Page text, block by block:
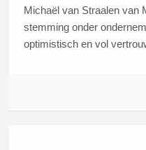
Michaël van Straalen van
stemming onder
optimistisch en vol